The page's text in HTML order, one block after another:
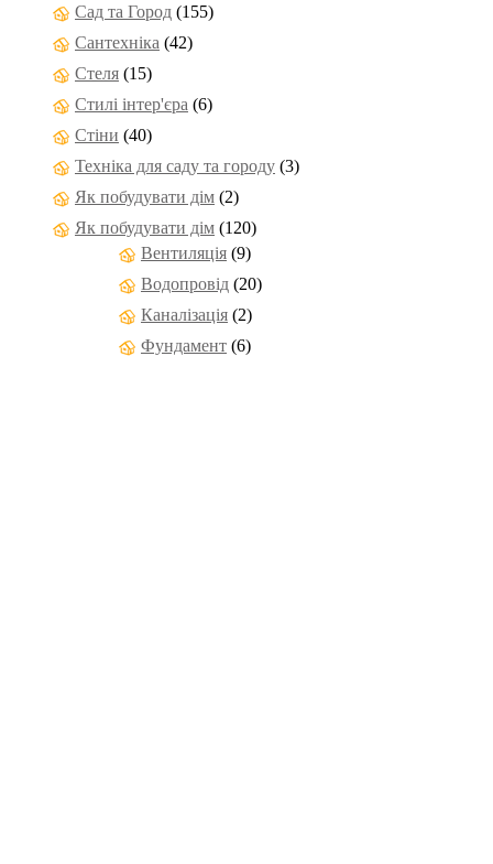
Сад та Город (155)
Сантехніка (42)
Стеля (15)
Стилі інтер'єра (6)
Стіни (40)
Техніка для саду та городу (3)
Як побудувати дім (2)
Як побудувати дім (120)
Вентиляція (9)
Водопровід (20)
Каналізація (2)
Фундамент (6)